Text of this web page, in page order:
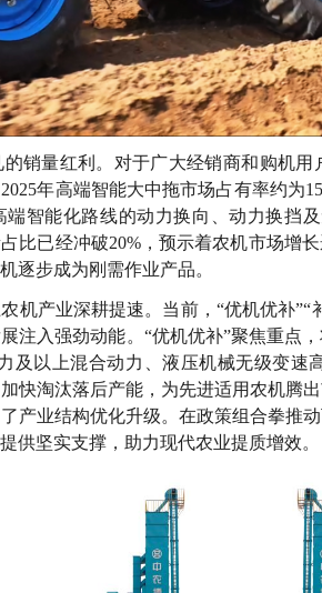
销量红利。对于广大经销商和购机
年高端智能大中拖市场占有率约为
端智能化路线的动力换向、动力换挡
比已经冲破20%，预示着农机市场增
逐步成为刚需作业产品。
机产业深耕提速。当前，“优机优补
注入强劲动能。“优机优补”聚焦重点
及以上混合动力、液压机械无级变
快淘汰落后产能，为先进适用农机腾
产业结构优化升级。在政策组合拳推
供坚实支撑，助力现代农业提质增效。